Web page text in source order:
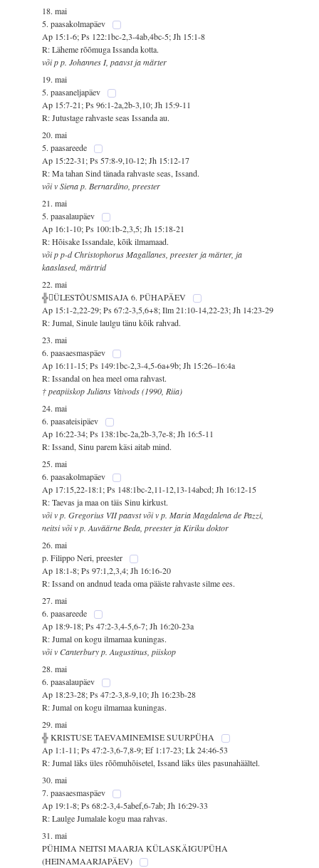
18. mai
5. paasakolmapäev
Ap 15:1-6; Ps 122:1bc-2,3-4ab,4bc-5; Jh 15:1-8
R: Läheme rõõmuga Issanda kotta.
või p p. Johannes I, paavst ja märter
19. mai
5. paasaneljapäev
Ap 15:7-21; Ps 96:1-2a,2b-3,10; Jh 15:9-11
R: Jutustage rahvaste seas Issanda au.
20. mai
5. paasareede
Ap 15:22-31; Ps 57:8-9,10-12; Jh 15:12-17
R: Ma tahan Sind tänada rahvaste seas, Issand.
või v Siena p. Bernardino, preester
21. mai
5. paasalaupäev
Ap 16:1-10; Ps 100:1b-2,3,5; Jh 15:18-21
R: Hõisake Issandale, kõik ilmamaad.
või p p-d Christophorus Magallanes, preester ja märter, ja
kaaslased, märtrid
22. mai
╬ÜLESTÕUSMISAJA 6. PÜHAPÄEV
Ap 15:1-2,22-29; Ps 67:2-3,5,6+8; Ilm 21:10-14,22-23; Jh 14:23-29
R: Jumal, Sinule laulgu tänu kõik rahvad.
23. mai
6. paasaesmaspäev
Ap 16:11-15; Ps 149:1bc-2,3-4,5-6a+9b; Jh 15:26–16:4a
R: Issandal on hea meel oma rahvast.
† peapiiskop Julians Vaivods (1990, Riia)
24. mai
6. paasateisipäev
Ap 16:22-34; Ps 138:1bc-2a,2b-3,7e-8; Jh 16:5-11
R: Issand, Sinu parem käsi aitab mind.
25. mai
6. paasakolmapäev
Ap 17:15,22-18:1; Ps 148:1bc-2,11-12,13-14abcd; Jh 16:12-15
R: Taevas ja maa on täis Sinu kirkust.
või v p. Gregorius VII paavst või v p. Maria Magdalena de Pazzi,
neitsi või v p. Auväärne Beda, preester ja Kiriku doktor
26. mai
p. Filippo Neri, preester
Ap 18:1-8; Ps 97:1,2,3,4; Jh 16:16-20
R: Issand on andnud teada oma pääste rahvaste silme ees.
27. mai
6. paasareede
Ap 18:9-18; Ps 47:2-3,4-5,6-7; Jh 16:20-23a
R: Jumal on kogu ilmamaa kuningas.
või v Canterbury p. Augustinus, piiskop
28. mai
6. paasalaupäev
Ap 18:23-28; Ps 47:2-3,8-9,10; Jh 16:23b-28
R: Jumal on kogu ilmamaa kuningas.
29. mai
╬ KRISTUSE TAEVAMINEMISE SUURPÜHA
Ap 1:1-11; Ps 47:2-3,6-7,8-9; Ef 1:17-23; Lk 24:46-53
R: Jumal läks üles rõõmuhõisetel, Issand läks üles pasunahäältel.
30. mai
7. paasaesmaspäev
Ap 19:1-8; Ps 68:2-3,4-5abef,6-7ab; Jh 16:29-33
R: Laulge Jumalale kogu maa rahvas.
31. mai
PÜHIMA NEITSI MAARJA KÜLASKÄIGUPÜHA
(HEINAMAARJAPÄEV)